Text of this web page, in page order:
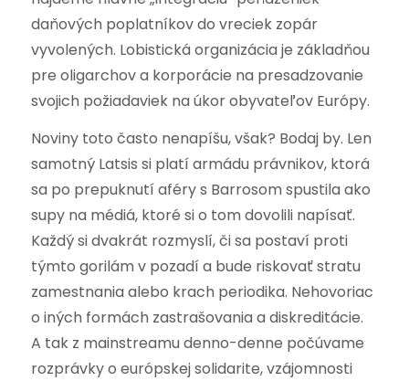
daňových poplatníkov do vreciek zopár
vyvolených. Lobistická organizácia je základňou
pre oligarchov a korporácie na presadzovanie
svojich požiadaviek na úkor obyvateľov Európy.
Noviny toto často nenapíšu, však? Bodaj by. Len
samotný Latsis si platí armádu právnikov, ktorá
sa po prepuknutí aféry s Barrosom spustila ako
supy na médiá, ktoré si o tom dovolili napísať.
Každý si dvakrát rozmyslí, či sa postaví proti
týmto gorilám v pozadí a bude riskovať stratu
zamestnania alebo krach periodika. Nehovoriac
o iných formách zastrašovania a diskreditácie.
A tak z mainstreamu denno-denne počúvame
rozprávky o európskej solidarite, vzájomnosti